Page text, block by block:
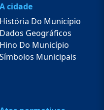
A cidade
História Do Município
Dados Geográficos
Hino Do Município
Símbolos Municipais